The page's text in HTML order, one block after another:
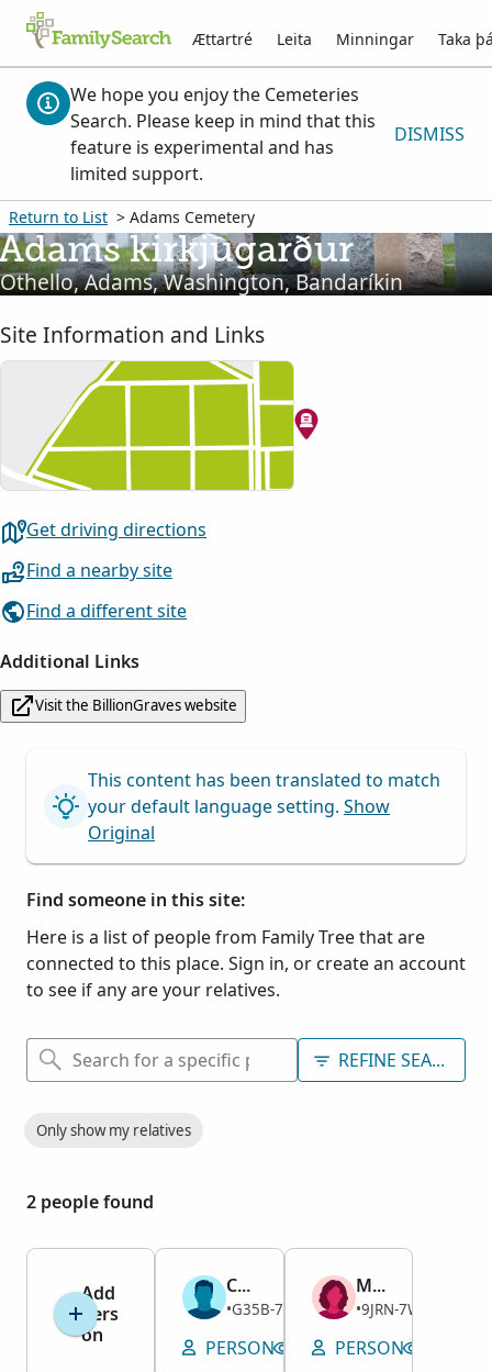
Ættartré Leita Minningar Taka
We hope you enjoy the Cemeteries
Search. Please keep in mind that this
feature is experimental and has
limited support.
DISMISS
Return to List > Adams Cemetery
kirkjugarður
Othello, Adams, Washington, Bandaríkin
Site Information and Links
Get driving directions
Find a nearby site
Find a different site
Additional Links
Visit the BillionGraves website
This content has been translated to match
your default language setting. Show
Original
Find someone in this site:
Here is a list of people from Family Tree that are
connected to this place. Sign in, or create an account
to see if any are your relatives.
REFINE SEARCH
Only show my relatives
2 people found
Add
Pers
on
Chester Hilmes
Karl
1929–
•G35B-7RH
PERSON VIEW GRAVESITE
Mary Alice McCallum
Kona
1894–1914
•9JRN-7W5
PERSON